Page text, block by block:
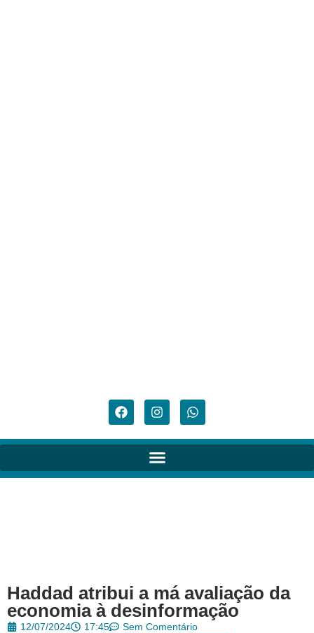
Haddad atribui a má avaliação da
economia à desinformação
12/07/2024 17:45 Sem Comentário